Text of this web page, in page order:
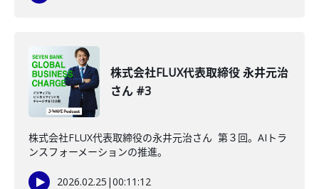
株式会社FLUX代表取締役 永井元治
さん #3
株式会社FLUX代表取締役の永井元治さん 第３回。AIトラ
ンスフォーメーションの推進。
2026.02.25 |00:11:12